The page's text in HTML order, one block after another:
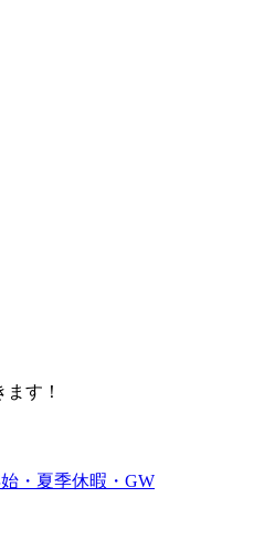
す！
・夏季休暇・GW